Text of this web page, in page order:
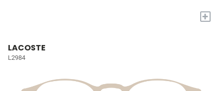
+
LACOSTE
L2984